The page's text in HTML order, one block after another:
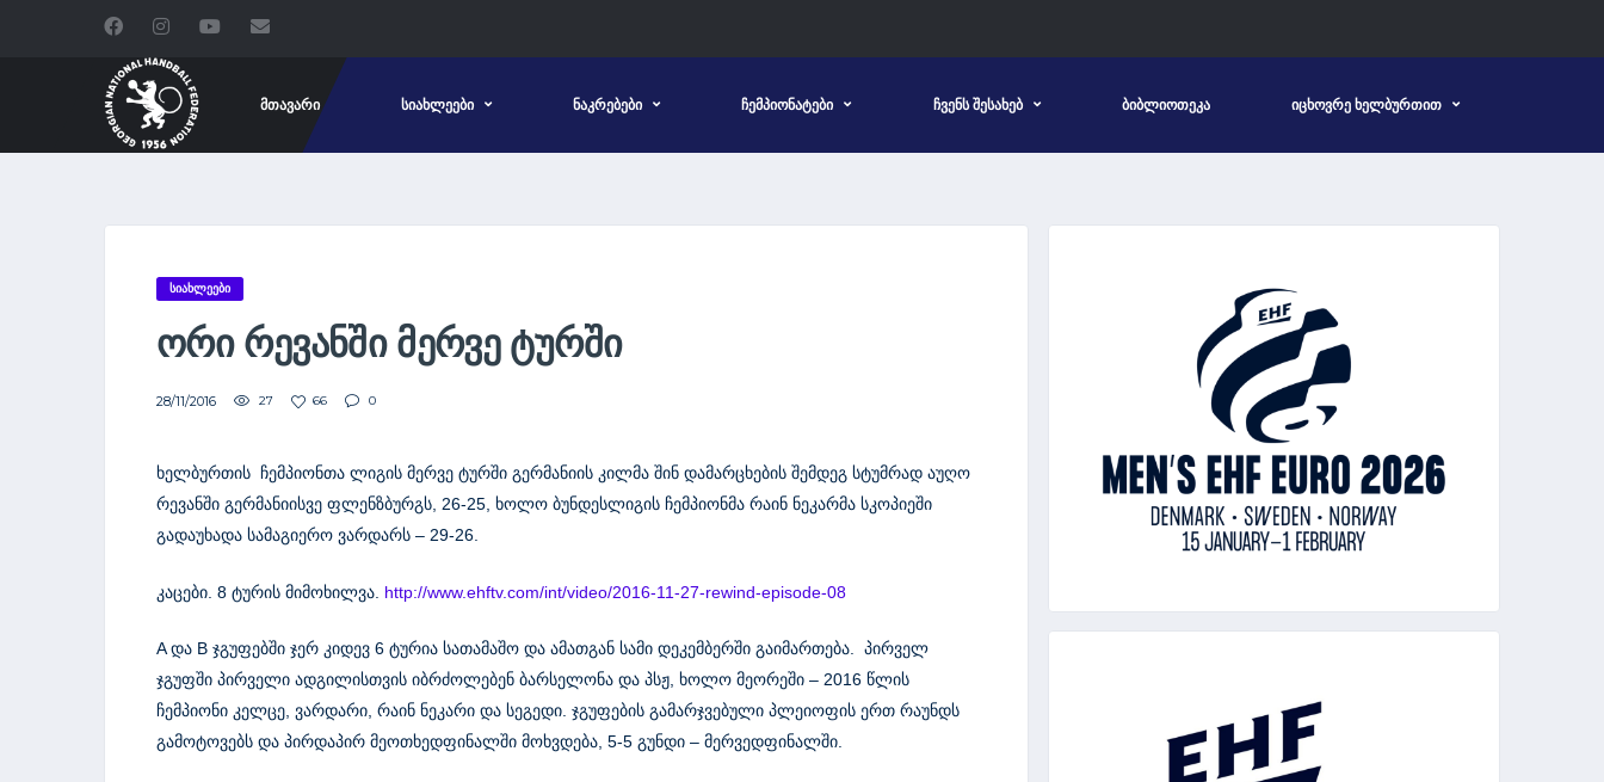
ᲛᲗᲐᲕᲐᲠᲘ ᲡᲘᲐᲮᲚᲔᲔᲑᲘ ᲜᲐᲙᲠᲔᲑᲔᲑᲘ ᲩᲔᲛᲞᲘᲝᲜᲐᲢᲔᲑᲘ ᲩᲕᲔᲜᲡ ᲨᲔᲡᲐᲮᲔᲑ ᲑᲘᲑᲚᲘᲝᲗᲔᲙᲐ ᲘᲪᲮᲝᲕᲠᲔ ᲮᲔᲚᲑᲣᲠᲗᲘᲗ
ᲡᲘᲐᲮᲚᲔᲔᲑᲘ
ᲝᲠᲘ ᲠᲔᲕᲐᲜᲨᲘ ᲛᲔᲠᲕᲔ ᲢᲣᲠᲨᲘ
28/11/2016 27 66 0
ხელბურთის ჩემპიონთა ლიგის მერვე ტურში გერმანიის კილმა შინ დამარცხების შემდეგ სტუმრად აუღო
რევანში გერმანიისვე ფლენზბურგს, 26-25, ხოლო ბუნდესლიგის ჩემპიონმა რაინ ნეკარმა სკოპიეში
გადაუხადა სამაგიერო ვარდარს – 29-26.
კაცები. 8 ტურის მიმოხილვა. http://www.ehftv.com/int/video/2016-11-27-rewind-episode-08
A და B ჯგუფებში ჯერ კიდევ 6 ტურია სათამაშო და ამათგან სამი დეკემბერში გაიმართება. პირველ
ჯგუფში პირველი ადგილისთვის იბრძოლებენ ბარსელონა და პსჟ, ხოლო მეორეში – 2016 წლის
ჩემპიონი კელცე, ვარდარი, რაინ ნეკარი და სეგედი. ჯგუფების გამარჯვებული პლეიოფის ერთ რაუნდს
გამოტოვებს და პირდაპირ მეოთხედფინალში მოხვდება, 5-5 გუნდი – მერვედფინალში.